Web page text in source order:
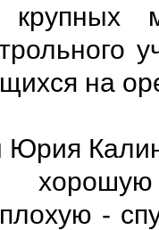
на
в
-